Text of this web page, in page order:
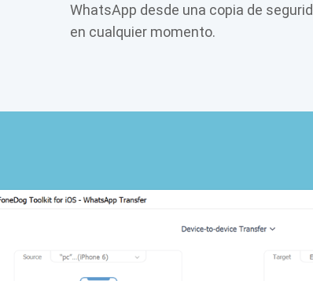
WhatsApp desde una copia de
en cualquier momento.